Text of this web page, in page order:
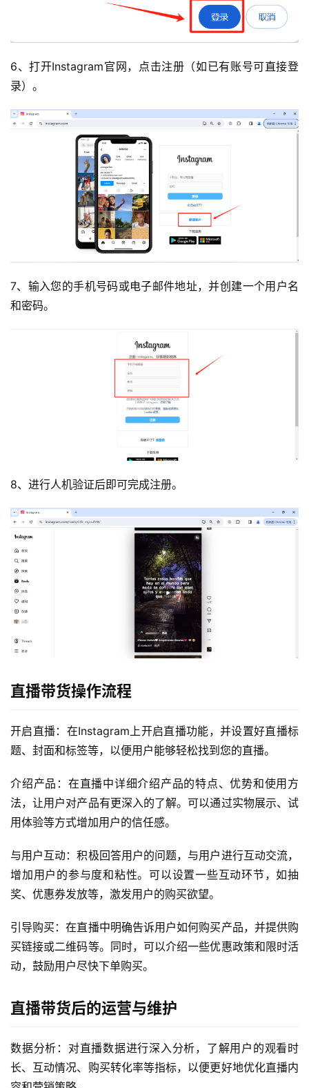
6、打开Instagram官网，点击注册（如已有账号可直接登
录）。
7、输入您的手机号码或电子邮件地址，并创建一个用户名
和密码。
8、进行人机验证后即可完成注册。
直播带货操作流程
开启直播：在Instagram上开启直播功能，并设置好直播标
题、封面和标签等，以便用户能够轻松找到您的直播。
介绍产品：在直播中详细介绍产品的特点、优势和使用方
法，让用户对产品有更深入的了解。可以通过实物展示、试
用体验等方式增加用户的信任感。
与用户互动：积极回答用户的问题，与用户进行互动交流，
增加用户的参与度和粘性。可以设置一些互动环节，如抽
奖、优惠券发放等，激发用户的购买欲望。
引导购买：在直播中明确告诉用户如何购买产品，并提供购
买链接或二维码等。同时，可以介绍一些优惠政策和限时活
动，鼓励用户尽快下单购买。
直播带货后的运营与维护
数据分析：对直播数据进行深入分析，了解用户的观看时
长、互动情况、购买转化率等指标，以便更好地优化直播内